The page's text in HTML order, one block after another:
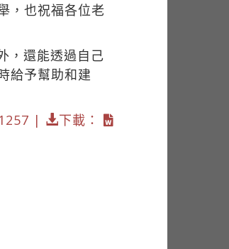
，也祝福各位老
，還能透過自己
給予幫助和建
| 下載：